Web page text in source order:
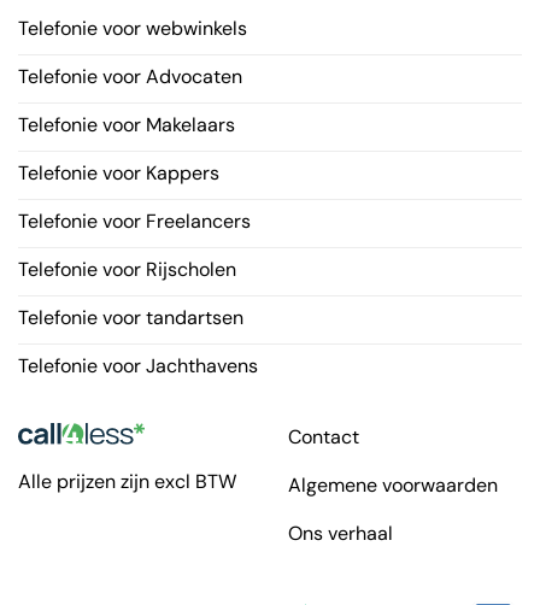
Telefonie voor webwinkels
Telefonie voor Advocaten
Telefonie voor Makelaars
Telefonie voor Kappers
Telefonie voor Freelancers
Telefonie voor Rijscholen
Telefonie voor tandartsen
Telefonie voor Jachthavens
Alle prijzen zijn excl BTW
Contact
Algemene voorwaarden
Ons verhaal